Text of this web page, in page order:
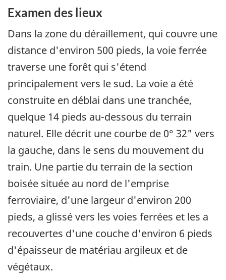
Examen des lieux
Dans la zone du déraillement, qui couvre une
distance d'environ 500 pieds, la voie ferrée
traverse une forêt qui s'étend
principalement vers le sud. La voie a été
construite en déblai dans une tranchée,
quelque 14 pieds au-dessous du terrain
naturel. Elle décrit une courbe de 0° 32" vers
la gauche, dans le sens du mouvement du
train. Une partie du terrain de la section
boisée située au nord de l'emprise
ferroviaire, d'une largeur d'environ 200
pieds, a glissé vers les voies ferrées et les a
recouvertes d'une couche d'environ 6 pieds
d'épaisseur de matériau argileux et de
végétaux.